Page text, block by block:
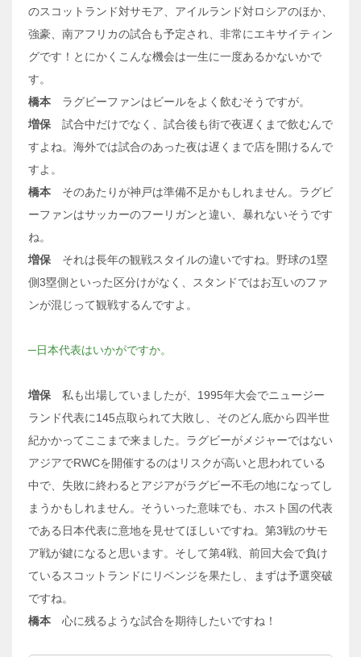
のスコットランド対サモア、アイルランド対ロシアのほか、
強豪、南アフリカの試合も予定され、非常にエキサイティン
グです！とにかくこんな機会は一生に一度あるかないかで
す。
橋本 ラグビーファンはビールをよく飲むそうですが。
増保 試合中だけでなく、試合後も街で夜遅くまで飲むんで
すよね。海外では試合のあった夜は遅くまで店を開けるんで
すよ。
橋本 そのあたりが神戸は準備不足かもしれません。ラグビ
ーファンはサッカーのフーリガンと違い、暴れないそうです
ね。
増保 それは長年の観戦スタイルの違いですね。野球の1塁
側3塁側といった区分けがなく、スタンドではお互いのファ
ンが混じって観戦するんですよ。
─日本代表はいかがですか。
増保 私も出場していましたが、1995年大会でニュージー
ランド代表に145点取られて大敗し、そのどん底から四半世
紀かかってここまで来ました。ラグビーがメジャーではない
アジアでRWCを開催するのはリスクが高いと思われている
中で、失敗に終わるとアジアがラグビー不毛の地になってし
まうかもしれません。そういった意味でも、ホスト国の代表
である日本代表に意地を見せてほしいですね。第3戦のサモ
ア戦が鍵になると思います。そして第4戦、前回大会で負け
ているスコットランドにリベンジを果たし、まずは予選突破
ですね。
橋本 心に残るような試合を期待したいですね！